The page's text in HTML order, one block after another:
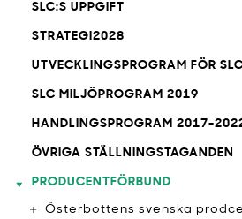
SLC:S UPPGIFT
STRATEGI2028
UTVECKLINGSPROGRAM FÖR
SLC MILJÖPROGRAM 2019
HANDLINGSPROGRAM 2017-
ÖVRIGA STÄLLNINGSTAGANDEN
PRODUCENTFÖRBUND
Österbottens svenska